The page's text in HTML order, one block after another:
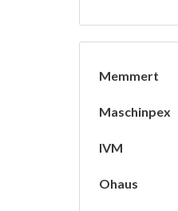
Memmert
Maschinpex
IVM
Ohaus